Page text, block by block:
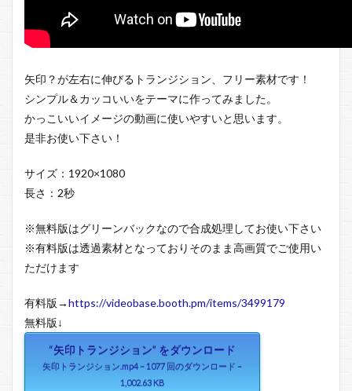
矢印？が左右に伸びるトランジション、フリー素材です！
シンプル＆カッコいいをテーマに作ってみました。
かっこいいイメージの動画に使いやすいと思います。
是非お使い下さい！
サイズ：1920×1080
長さ：2秒
※無料版はグリーンバックなので合成処理してお使い下さい
※有料版は透過素材となっておりそのまま高画質でご使用い
ただけます
有料版→https://videobase.booth.pm/items/3499179
無料版↓
“矢印トランジション” をダウンロード
矢印トランジション.mp4 – 1077 回のダウンロード –
1,002.63 KB